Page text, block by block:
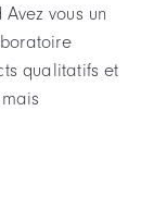
vous un
qualitatifs et